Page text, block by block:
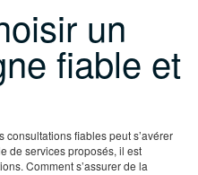
un
fiable et
fiables peut s’avérer
de services proposés, il est
Comment s’assurer de la